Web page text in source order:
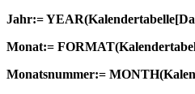
Jahr:=
Monat:=
Monatsnummer:=